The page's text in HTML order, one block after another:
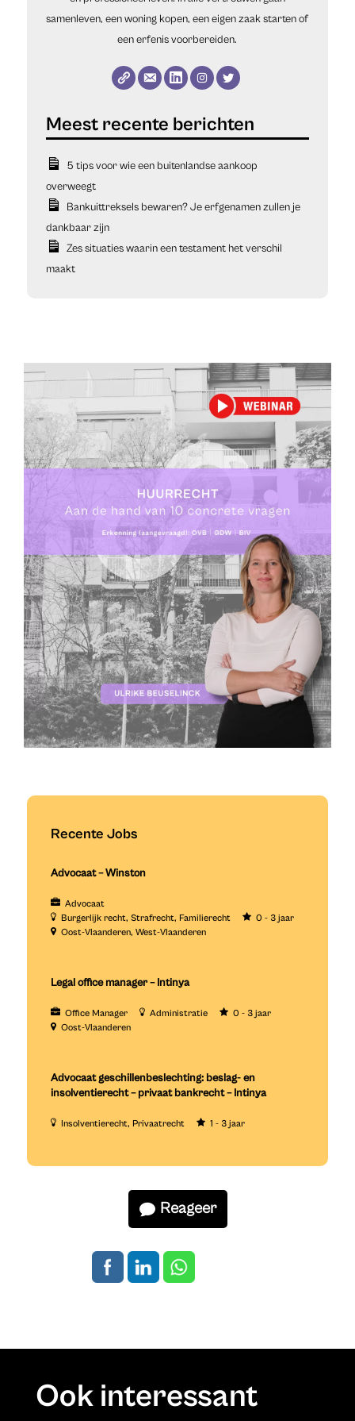
samenleven, een woning kopen, een eigen zaak starten of
een erfenis voorbereiden.
5 tips voor wie een buitenlandse aankoop
overweegt
Bankuittreksels bewaren? Je erfgenamen zullen je
dankbaar zijn
Zes situaties waarin een testament het verschil
maakt
Recente Jobs
Advocaat – Winston
Advocaat
Burgerlijk recht Strafrecht Familierecht
0 - 3 jaar
Oost-Vlaanderen West-Vlaanderen
Legal office manager – Intinya
Office Manager Administratie
0 - 3 jaar
Oost-Vlaanderen
Advocaat geschillenbeslechting: beslag- en
insolventierecht – privaat bankrecht – Intinya
Insolventierecht Privaatrecht 1 - 3 jaar
Reageer
Ook interessant